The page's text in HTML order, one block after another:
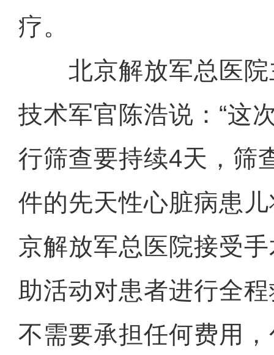
疗。
北京解放军总医院
技术军官陈浩说：“这
行筛查要持续4天，筛
件的先天性心脏病患
京解放军总医院接受
助活动对患者进行全
不需要承担任何费用